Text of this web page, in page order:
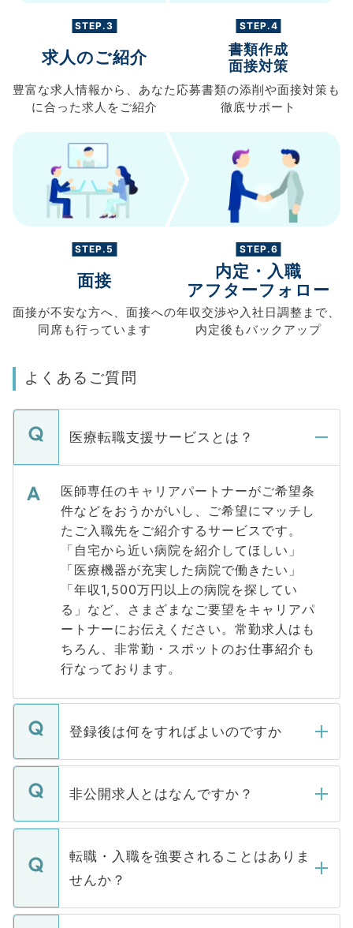
STEP.3
求人のご紹介
豊富な求人情報から、 あなた
に合った求人を ご紹介
STEP.4
書類作成
面接対策
応募書類の添削や面接対策も
徹底サポート
STEP.5
面接
面接が不安な方へ、 面接への
同席も行っています
STEP.6
内定・入職
アフターフォロー
年収交渉や入社日調整まで、
内定後もバックアップ
よくあるご質問
医療転職支援サービスとは？
医師専任のキャリアパートナーがご希望条
件などをおうかがいし、ご希望にマッチし
たご入職先をご紹介するサービスです。
「自宅から近い病院を紹介してほしい」
「医療機器が充実した病院で働きたい」
「年収1,500万円以上の病院を探してい
る」など、さまざまなご要望をキャリアパ
ートナーにお伝えください。常勤求人はも
ちろん、非常勤・スポットのお仕事紹介も
行なっております。
登録後は何をすればよいのですか
ご登録いただきましたら、弊社担当者がご
登録内容を確認し、その後メールもしくは
ます。通常、5営業日以内にはご連絡をせて
いただきますので、しばらくお待ちくださ
非公開求人とはなんですか？
マイナビDOCTORで取り扱っている求人の
うち約3割は、Webサイトからご覧いただ
けない「非公開求人」です。非公開求人は
下記の理由によって、一般には公開してい
ません。
転職・入職を強要されることはありま
せんか？
転職・入職を強要することは一切ありませ